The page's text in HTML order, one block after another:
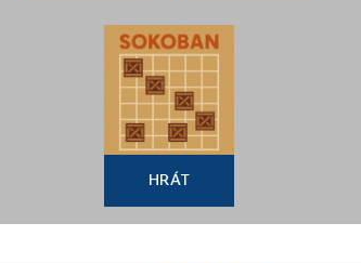
HRÁT